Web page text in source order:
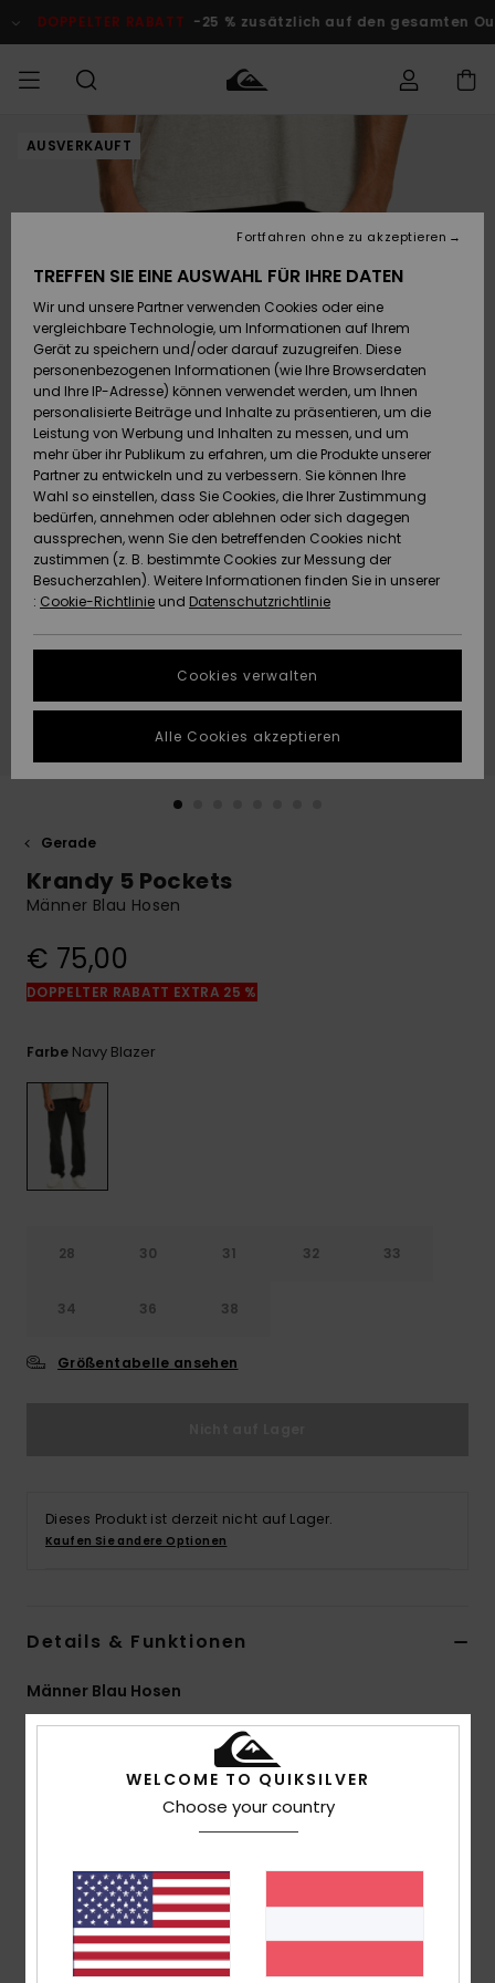
Produktinformation
DOPPELTER RABATT -25 % zusätzlich auf den gesamten
MÄNNER
Accessoires
Schuhe&
Flip-Flops
Surf
Snow
Brandneu
Highlights
JUNGEN
Accessoires
Schuhe&
Flip-Flops
Surf
Snow
Brandneu
Highlights
FRAUEN
Brandneu
Highlights
Snow
SURF
Kinder
Highlights
Community
SNOW
Kinder
Snow Shop
Damen
Highlights
Community
DOPPELTER
RABATT
KINDER
Outlet
Frauen
HILFE & KONTAKT
Versand
Retouren
Bezahlung
Geschenkkarte
Quiksilver
Freedom
Datenschutz
Starten Sie eine
Unterhaltung,
schnellste
Antwort auf Ihre
Frage zu
unser
Kontaktformular.
NACHHALTIGKEIT
WUNSCHLISTE
AUSVERKAUFT
Gerade
Krandy 5 Pockets
Männer Blau Hosen
€ 75,00
DOPPELTER RABATT EXTRA 25 %
Farbe Navy Blazer
28 30 31 32 33
34 36 38
Größentabelle ansehen
Dieses Produkt ist derzeit nicht auf Lager.
Kaufen Sie andere Optionen
Details & Funktionen
Männer Blau Hosen
StyleEQYNP03286 Farbcodebyj0
Twill-Mischgewebe aus Baumwolle und
Waschung:Enzymwaschung mit Weichspüler
Fit:Gerade Passform
Taille:fester Bund
Verschluss:Reißverschluss und Knopfverschluss
WELCOME TO QUIKSILVER
Choose your country
TREFFEN SIE EINE AUSWAHL FÜR IHRE DATEN
Wir und unsere Partner verwenden Cookies oder eine
vergleichbare Technologie, um Informationen auf Ihrem
Gerät zu speichern und/oder darauf zuzugreifen. Diese
personenbezogenen Informationen (wie Ihre Browserdaten
und Ihre IP-Adresse) können verwendet werden, um Ihnen
personalisierte Beiträge und Inhalte zu präsentieren, um die
Leistung von Werbung und Inhalten zu messen, und um
mehr über ihr Publikum zu erfahren, um die Produkte unserer
Partner zu entwickeln und zu verbessern. Sie können Ihre
Wahl so einstellen, dass Sie Cookies, die Ihrer Zustimmung
bedürfen, annehmen oder ablehnen oder sich dagegen
aussprechen, wenn Sie den betreffenden Cookies nicht
zustimmen (z. B. bestimmte Cookies zur Messung der
Besucherzahlen). Weitere Informationen finden Sie in unserer
: Cookie-Richtlinie und Datenschutzrichtlinie
Cookies verwalten
Fortfahren ohne zu akzeptieren
Alle Cookies akzeptieren